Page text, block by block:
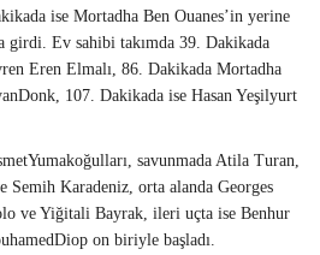
ise Mortadha Ben Ouanes’in yerine
girdi. Ev sahibi takımda 39. Dakikada
Eren Elmalı, 86. Dakikada Mortadha
107. Dakikada ise Hasan Yeşilyurt
savunmada Atila Turan,
Karadeniz, orta alanda Georges
ve Yiğitali Bayrak, ileri uçta ise Benhur
on biriyle başladı.